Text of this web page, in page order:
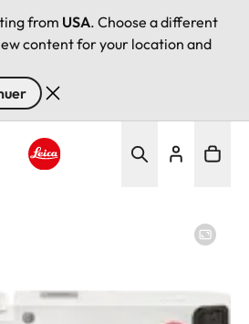
from USA. Choose a different
content for your location and